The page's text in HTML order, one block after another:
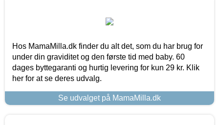
Hos MamaMilla.dk finder du alt det, som du har brug for
under din graviditet og den første tid med baby. 60
dages byttegaranti og hurtig levering for kun 29 kr. Klik
her for at se deres udvalg.
Se udvalget på MamaMilla.dk